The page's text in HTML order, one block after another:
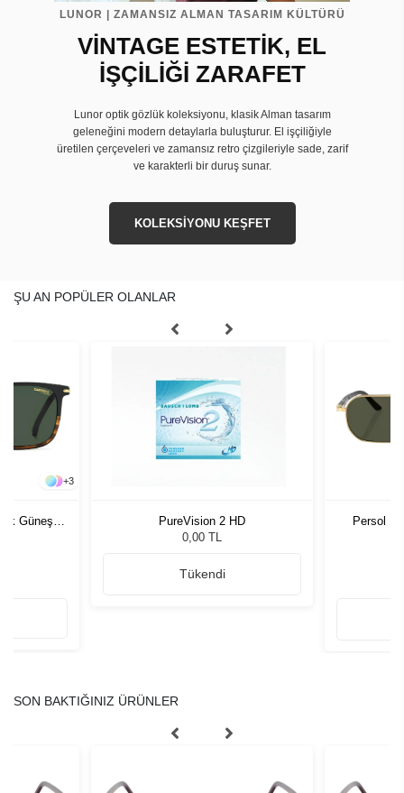
LUNOR | ZAMANSIZ ALMAN TASARIM KÜLTÜRÜ
VİNTAGE ESTETİK, EL
İŞÇİLİĞİ ZARAFET
Lunor optik gözlük koleksiyonu, klasik Alman tasarım
geleneğini modern detaylarla buluşturur. El işçiliğiyle
üretilen çerçeveleri ve zamansız retro çizgileriyle sade, zarif
ve karakterli bir duruş sunar.
KOLEKSİYONU KEŞFET
ŞU AN POPÜLER OLANLAR
+3
Güneş
PureVision 2 HD
0,00 TL
Tükendi
Persol
SON BAKTIĞINIZ ÜRÜNLER